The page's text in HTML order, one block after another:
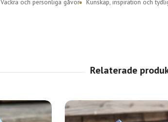
Vackra och personliga gåvor Kunskap, inspiration och